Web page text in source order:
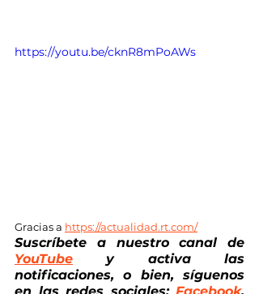
https://youtu.be/cknR8mPoAWs
Gracias a https://actualidad.rt.com/
Suscríbete a nuestro canal de
YouTube y activa las
notificaciones, o bien, síguenos
en las redes sociales: Facebook